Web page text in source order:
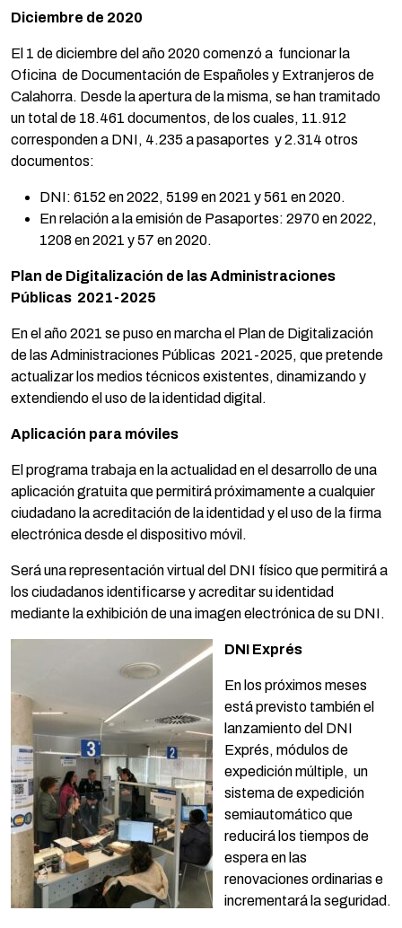
Diciembre de 2020
El 1 de diciembre del año 2020 comenzó a funcionar la
Oficina de Documentación de Españoles y Extranjeros de
Calahorra. Desde la apertura de la misma, se han tramitado
un total de 18.461 documentos, de los cuales, 11.912
corresponden a DNI, 4.235 a pasaportes y 2.314 otros
documentos:
DNI: 6152 en 2022, 5199 en 2021 y 561 en 2020.
En relación a la emisión de Pasaportes: 2970 en 2022,
1208 en 2021 y 57 en 2020.
Plan de Digitalización de las Administraciones
Públicas 2021-2025
En el año 2021 se puso en marcha el Plan de Digitalización
de las Administraciones Públicas 2021-2025, que pretende
actualizar los medios técnicos existentes, dinamizando y
extendiendo el uso de la identidad digital.
Aplicación para móviles
El programa trabaja en la actualidad en el desarrollo de una
aplicación gratuita que permitirá próximamente a cualquier
ciudadano la acreditación de la identidad y el uso de la firma
electrónica desde el dispositivo móvil.
Será una representación virtual del DNI físico que permitirá a
los ciudadanos identificarse y acreditar su identidad
mediante la exhibición de una imagen electrónica de su DNI.
DNI Exprés
En los próximos meses
está previsto también el
lanzamiento del DNI
Exprés, módulos de
expedición múltiple, un
sistema de expedición
semiautomático que
reducirá los tiempos de
espera en las
renovaciones ordinarias e
incrementará la seguridad.